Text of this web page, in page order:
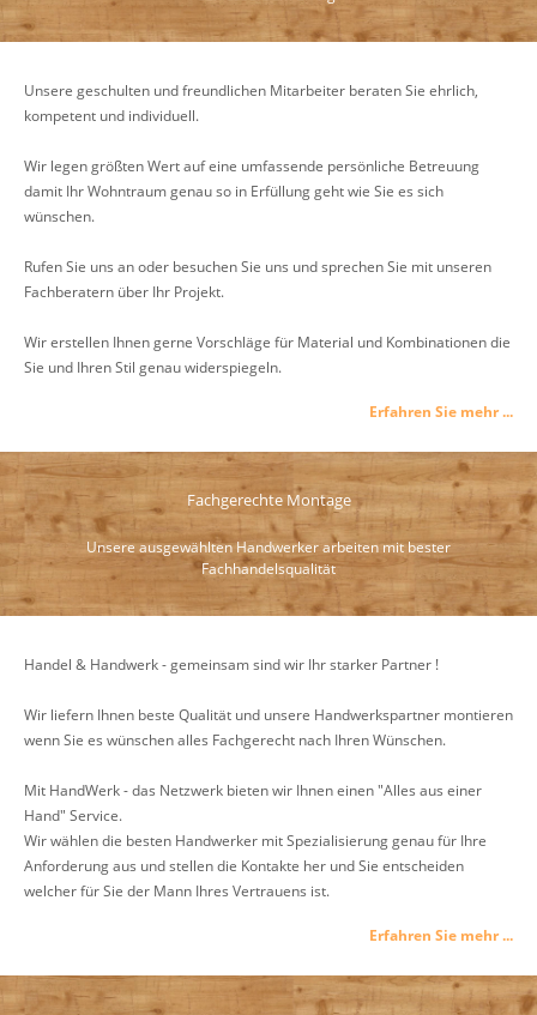
Unsere geschulten und freundlichen Mitarbeiter beraten Sie ehrlich,
kompetent und individuell.
Wir legen größten Wert auf eine umfassende persönliche Betreuung
damit Ihr Wohntraum genau so in Erfüllung geht wie Sie es sich
wünschen.
Rufen Sie uns an oder besuchen Sie uns und sprechen Sie mit unseren
Fachberatern über Ihr Projekt.
Wir erstellen Ihnen gerne Vorschläge für Material und Kombinationen die
Sie und Ihren Stil genau widerspiegeln.
Erfahren Sie mehr ...
Fachgerechte Montage
Unsere ausgewählten Handwerker arbeiten mit bester
Fachhandelsqualität
Handel & Handwerk - gemeinsam sind wir Ihr starker Partner !
Wir liefern Ihnen beste Qualität und unsere Handwerkspartner montieren
wenn Sie es wünschen alles Fachgerecht nach Ihren Wünschen.
Mit HandWerk - das Netzwerk bieten wir Ihnen einen "Alles aus einer
Hand" Service.
Wir wählen die besten Handwerker mit Spezialisierung genau für Ihre
Anforderung aus und stellen die Kontakte her und Sie entscheiden
welcher für Sie der Mann Ihres Vertrauens ist.
Erfahren Sie mehr ...